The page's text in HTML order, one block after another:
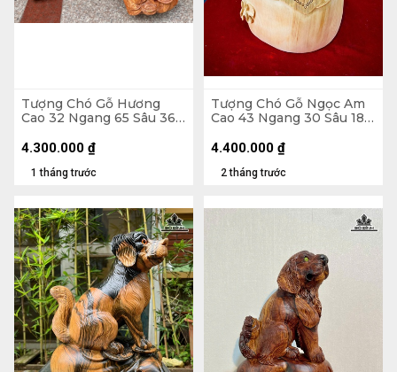
Tượng Chó Gỗ Hương
Cao 32 Ngang 65 Sâu 36
1 tháng trước
4.300.000 ₫
Tượng Chó Gỗ Ngọc Am
Cao 43 Ngang 30 Sâu 18
2 tháng trước
4.400.000 ₫